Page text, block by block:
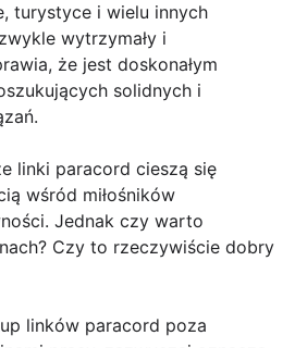
turystyce i wielu innych
wytrzymały i
że jest doskonałym
solidnych i
linki paracord cieszą się
wśród miłośników
Jednak czy warto
Czy to rzeczywiście dobry
linków paracord poza